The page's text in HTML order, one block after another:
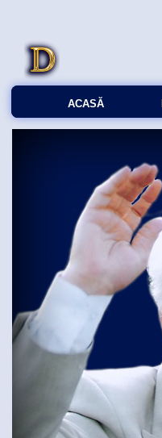
ACASĂ